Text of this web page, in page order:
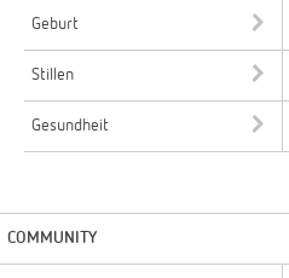
Geburt
Stillen
Gesundheit
COMMUNITY